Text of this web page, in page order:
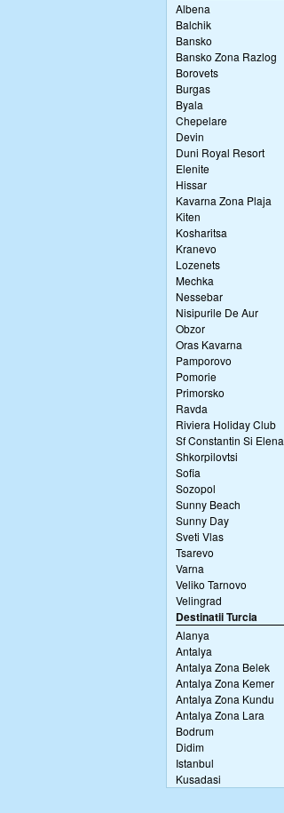
Albena
Balchik
Bansko
Bansko Zona Razlog
Borovets
Burgas
Byala
Chepelare
Devin
Duni Royal Resort
Elenite
Hissar
Kavarna Zona Plaja
Kiten
Kosharitsa
Kranevo
Lozenets
Mechka
Nessebar
Nisipurile De Aur
Obzor
Oras Kavarna
Pamporovo
Pomorie
Primorsko
Ravda
Riviera Holiday Club
Sf Constantin Si Elena
Shkorpilovtsi
Sofia
Sozopol
Sunny Beach
Sunny Day
Sveti Vlas
Tsarevo
Varna
Veliko Tarnovo
Velingrad
Destinatii Turcia
Alanya
Antalya
Antalya Zona Belek
Antalya Zona Kemer
Antalya Zona Kundu
Antalya Zona Lara
Bodrum
Didim
Istanbul
Kusadasi